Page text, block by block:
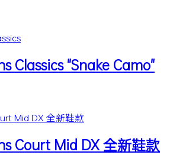
Classics "Snake Camo"
Court Mid DX 全新鞋款